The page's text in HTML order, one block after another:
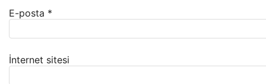
E-posta *
İnternet sitesi